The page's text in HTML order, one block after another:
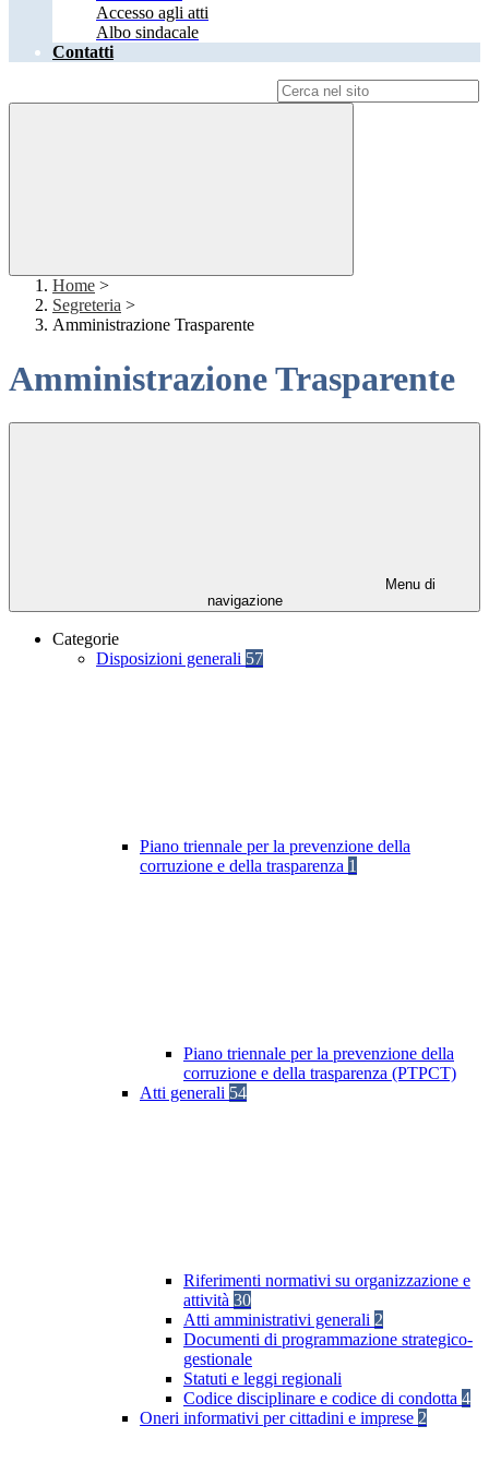
Accesso agli atti
Albo sindacale
Contatti
Home >
Segreteria >
Amministrazione Trasparente
Amministrazione Trasparente
Menu di
navigazione
Categorie
Disposizioni generali 57
Piano triennale per la prevenzione della
corruzione e della trasparenza 1
Piano triennale per la prevenzione della
corruzione e della trasparenza (PTPCT)
Atti generali 54
Riferimenti normativi su organizzazione e
attività 30
Atti amministrativi generali 2
Documenti di programmazione strategico-
gestionale
Statuti e leggi regionali
Codice disciplinare e codice di condotta 4
Oneri informativi per cittadini e imprese 2